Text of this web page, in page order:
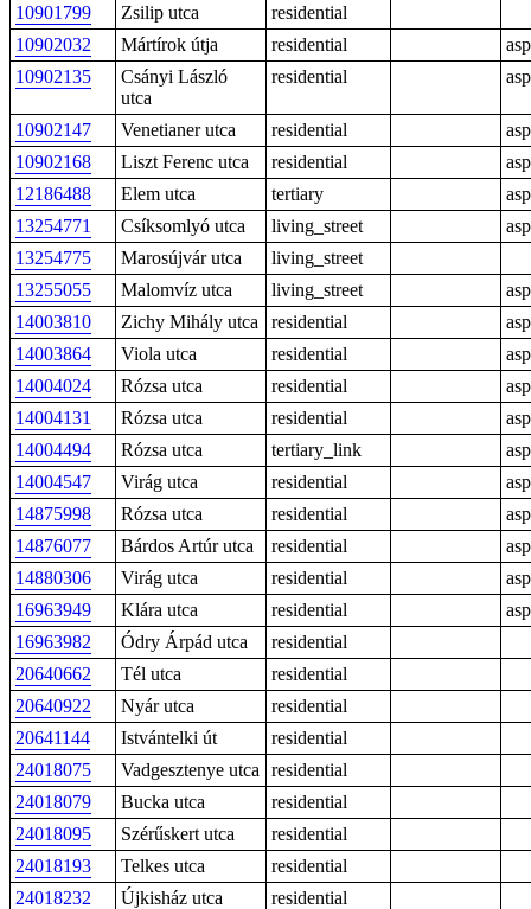
10901799 Zsilip utca
residential
10902032
Mártírok útja residential
10902135
Csányi László
utca
residential
10902147 Venetianer utca residential
10902168
Liszt Ferenc utca residential
12186488
Elem utca tertiary
13254771
Csíksomlyó utca living_street
13254775
Marosújvár utca
living_street
13255055
Malomvíz utca living_street
14003810
Zichy Mihály utca residential
14003864
Viola utca residential
14004024
Rózsa utca residential
14004131
Rózsa utca residential
14004494
Rózsa utca tertiary_link
14004547
Virág utca residential
14875998
Rózsa utca residential
14876077
Bárdos Artúr utca residential
14880306
Virág utca residential
16963949
Klára utca residential
16963982
Ódry Árpád utca
residential
20640662
Tél utca
residential
20640922
Nyár utca
residential
20641144
Istvántelki út
residential
24018075
Vadgesztenye utca
residential
24018079
Bucka utca
residential
24018095
Szérűskert utca
residential
24018193
Telkes utca
residential
24018232
Újkisház utca
residential